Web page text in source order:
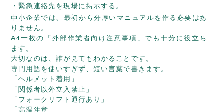
緊急連絡先を現場に掲示する。
中小企業では、最初から分厚いマニュアルを作る必要はあ
りません。
A4一枚の「外部作業者向け注意事項」でも十分に役立ち
ます。
大切なのは、誰が見てもわかることです。
専門用語を使いすぎず、短い言葉で書きます。
「ヘルメット着用」
「関係者以外立入禁止」
「フォークリフト通行あり」
「高温注意」